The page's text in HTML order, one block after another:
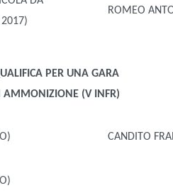
2017)
ROMEO
PER UNA GARA
AMMONIZIONE (V INFR)
CANDITO